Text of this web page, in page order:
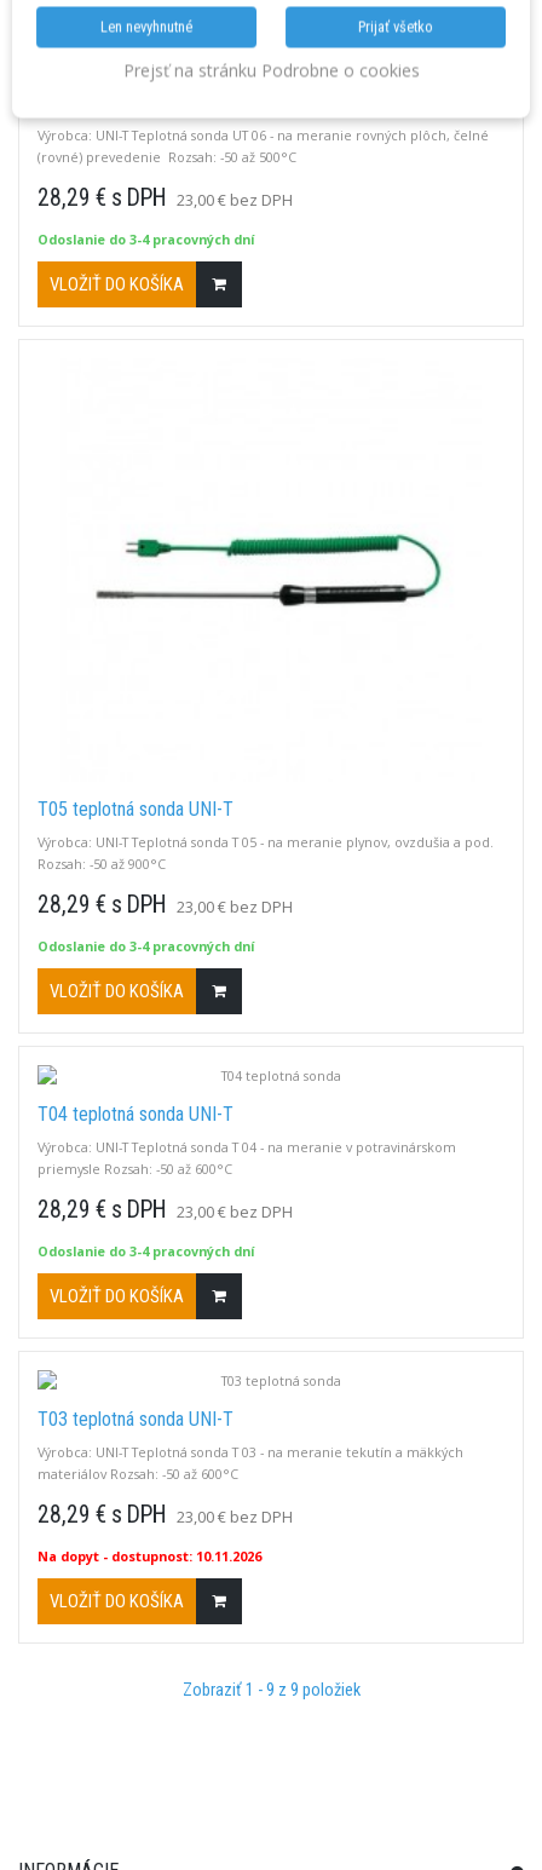
Výrobca: UNI-T Teplotná sonda UT 06 - na meranie rovných plôch, čelné
(rovné) prevedenie Rozsah: -50 až 500°C
28,29 € s DPH 23,00 € bez DPH
Odoslanie do 3-4 pracovných dní
VLOŽIŤ DO KOŠÍKA
T05 teplotná sonda UNI-T
Výrobca: UNI-T Teplotná sonda T 05 - na meranie plynov, ovzdušia a pod.
Rozsah: -50 až 900°C
28,29 € s DPH 23,00 € bez DPH
Odoslanie do 3-4 pracovných dní
VLOŽIŤ DO KOŠÍKA
T04 teplotná sonda UNI-T
Výrobca: UNI-T Teplotná sonda T 04 - na meranie v potravinárskom
priemysle Rozsah: -50 až 600°C
28,29 € s DPH 23,00 € bez DPH
Odoslanie do 3-4 pracovných dní
VLOŽIŤ DO KOŠÍKA
T03 teplotná sonda UNI-T
Výrobca: UNI-T Teplotná sonda T 03 - na meranie tekutín a mäkkých
materiálov Rozsah: -50 až 600°C
28,29 € s DPH 23,00 € bez DPH
Na dopyt - dostupnost: 10.11.2026
VLOŽIŤ DO KOŠÍKA
Zobraziť 1 - 9 z 9 položiek
Len nevyhnutné Prijať všetko
Prejsť na stránku Podrobne o cookies